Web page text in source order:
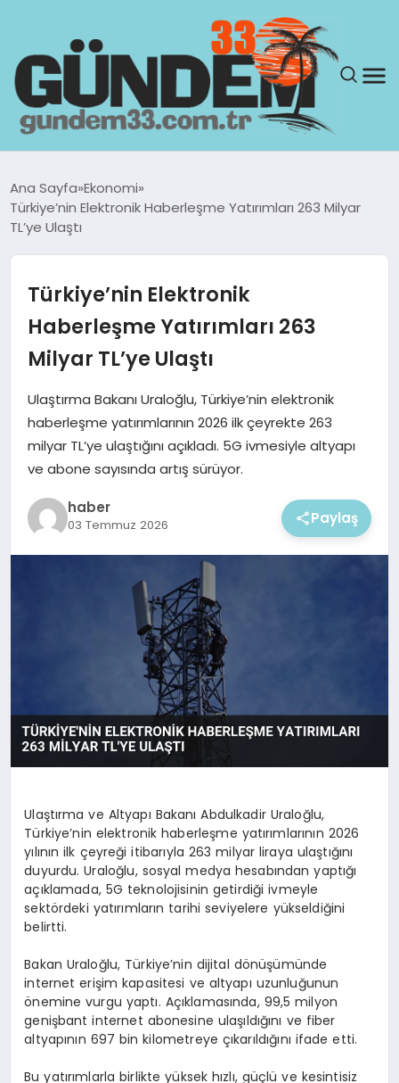
GÜNDEM
TEKNOLOJI
EKONOMI
MAGAZIN
Ana Sayfa Ekonomi
Türkiye’nin Elektronik Haberleşme Yatırımları 263 Milyar
TL’ye Ulaştı
Türkiye’nin Elektronik
Haberleşme Yatırımları 263
Milyar TL’ye Ulaştı
Ulaştırma Bakanı Uraloğlu, Türkiye’nin elektronik
haberleşme yatırımlarının 2026 ilk çeyrekte 263
milyar TL’ye ulaştığını açıkladı. 5G ivmesiyle altyapı
ve abone sayısında artış sürüyor.
haber
03 Temmuz 2026 Paylaş
Ulaştırma ve Altyapı Bakanı Abdulkadir Uraloğlu,
Türkiye’nin elektronik haberleşme yatırımlarının 2026
yılının ilk çeyreği itibarıyla 263 milyar liraya ulaştığını
duyurdu. Uraloğlu, sosyal medya hesabından yaptığı
açıklamada, 5G teknolojisinin getirdiği ivmeyle
sektördeki yatırımların tarihi seviyelere yükseldiğini
belirtti.
Bakan Uraloğlu, Türkiye’nin dijital dönüşümünde
internet erişim kapasitesi ve altyapı uzunluğunun
önemine vurgu yaptı. Açıklamasında, 99,5 milyon
genişbant internet abonesine ulaşıldığını ve fiber
altyapının 697 bin kilometreye çıkarıldığını ifade etti.
Bu yatırımlarla birlikte yüksek hızlı, güçlü ve kesintisiz